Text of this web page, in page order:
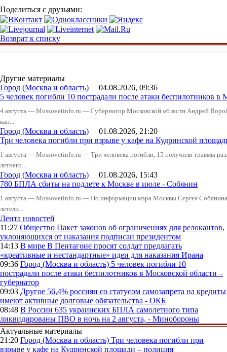
Поделиться с друзьями:
Возврат к списку
Другие материалы
Город (Москва и область) 04.08.2026, 09:36
5 человек погибли 10 пострадали после атаки беспилотников в
4 августа — Mossovetinfo.ru — Губернатор Московской области Андрей
кан...
Город (Москва и область) 01.08.2026, 21:20
Три человека погибли при взрыве у кафе на Кудринской
1 августа — Mossovetinfo.ru — Три человека погибли, 15 получили травмы
летнего...
Город (Москва и область) 01.08.2026, 15:43
780 БПЛА сбиты на подлете к Москве в июле - Собянин
1 августа — Mossovetinfo.ru — По информации мэра Москвы Сергея
летели...
Лента новостей
11:27 Общество Пакет законов об ограничениях для релокантов,
уклоняющихся от наказания подписан президентом
14:13 В мире В Пентагоне просят солдат предлагать
«креативные и нестандартные» идеи для наказания Ирана
09:36 Город (Москва и область) 5 человек погибли 10
пострадали после атаки беспилотников в Московской области –
губернатор
09:03 Другое 56,4% россиян со статусом самозапрета на кредиты
имеют активные долговые обязательства - ОКБ
08:48 В России 635 украинских БПЛА самолетного типа
ликвидированы ПВО в ночь на 2 августа, - Минобороны
Актуальные материалы
21:20 Город (Москва и область) Три человека погибли при
взрыве у кафе на Кудринской площади – полиция